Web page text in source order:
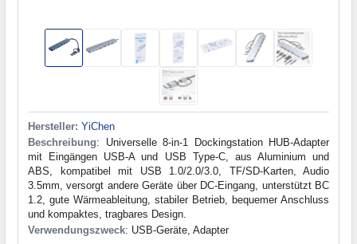
Hersteller: YiChen
Beschreibung: Universelle 8-in-1 Dockingstation HUB-Adapter
mit Eingängen USB-A und USB Type-C, aus Aluminium und
ABS, kompatibel mit USB 1.0/2.0/3.0, TF/SD-Karten, Audio
3.5mm, versorgt andere Geräte über DC-Eingang, unterstützt BC
1.2, gute Wärmeableitung, stabiler Betrieb, bequemer Anschluss
und kompaktes, tragbares Design.
Verwendungszweck: USB-Geräte, Adapter